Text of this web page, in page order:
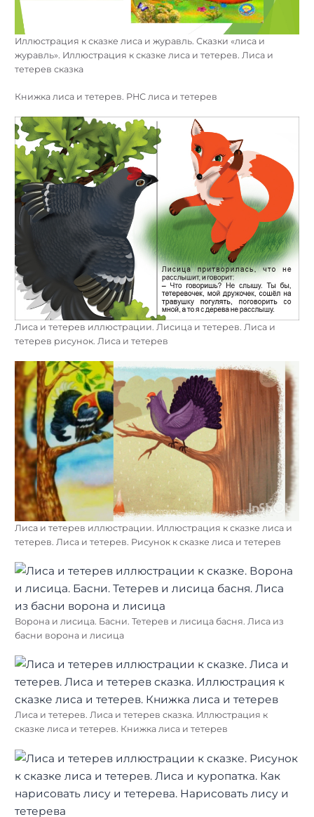
Иллюстрация к сказке лиса и журавль. Сказки «лиса и
журавль». Иллюстрация к сказке лиса и тетерев. Лиса и
тетерев сказка
Книжка лиса и тетерев. РНС лиса и тетерев
Лиса и тетерев иллюстрации. Лисица и тетерев. Лиса и
тетерев рисунок. Лиса и тетерев
Лиса и тетерев иллюстрации. Иллюстрация к сказке лиса и
тетерев. Лиса и тетерев. Рисунок к сказке лиса и тетерев
Ворона и лисица. Басни. Тетерев и лисица басня. Лиса из
басни ворона и лисица
Лиса и тетерев. Лиса и тетерев сказка. Иллюстрация к
сказке лиса и тетерев. Книжка лиса и тетерев